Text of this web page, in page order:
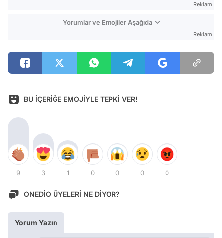
Reklam
Yorumlar ve Emojiler Aşağıda
Reklam
BU İÇERİĞE EMOJİYLE TEPKİ VER!
9 3 1 0 0 0 0
ONEDİO ÜYELERİ NE DİYOR?
Yorum Yazın